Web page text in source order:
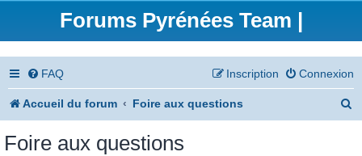
Forums Pyrénées Team |
FAQ Connexion
Inscription
Accueil du forum Foire aux questions
Foire aux questions